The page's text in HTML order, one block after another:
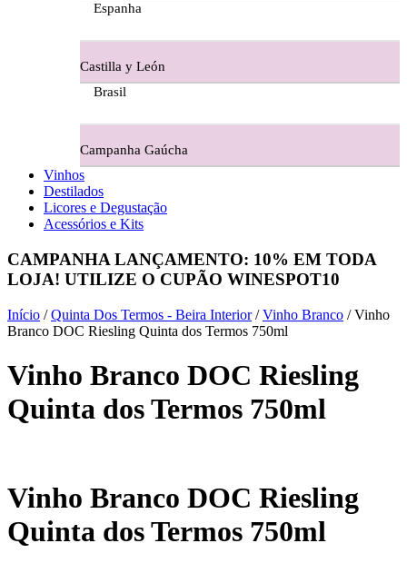
Herdade da Lisboa Alentejo
Herdade Do Freixo - Alentejo
Herdade do Moinho Branco - Alentejo
Herdade do Sobroso Alentejo
Herdade dos Coteis Alentejo
Herdade Papa Leite - Alentejo
Horacio Simoes Setubal
Já Te Disse - Alentejo
João Tique - Top Wines - Alentejo
Espanha
Castilla y León
Brasil
Campanha Gaúcha
Vinhos
Destilados
Licores e Degustação
Acessórios e Kits
CAMPANHA LANÇAMENTO: 10% EM TODA
LOJA! UTILIZE O CUPÃO WINESPOT10
Início /Quinta Dos Termos - Beira Interior/Vinho Branco / Vinho
Branco DOC Riesling Quinta dos Termos 750ml
Vinho Branco DOC Riesling
Quinta dos Termos 750ml
Vinho Branco DOC Riesling
Quinta dos Termos 750ml